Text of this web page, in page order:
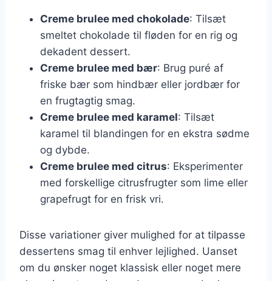
Creme brulee med chokolade: Tilsæt
smeltet chokolade til fløden for en rig og
dekadent dessert.
Creme brulee med bær: Brug puré af
friske bær som hindbær eller jordbær for
en frugtagtig smag.
Creme brulee med karamel: Tilsæt
karamel til blandingen for en ekstra sødme
og dybde.
Creme brulee med citrus: Eksperimenter
med forskellige citrusfrugter som lime eller
grapefrugt for en frisk vri.
Disse variationer giver mulighed for at tilpasse
dessertens smag til enhver lejlighed. Uanset
om du ønsker noget klassisk eller noget mere